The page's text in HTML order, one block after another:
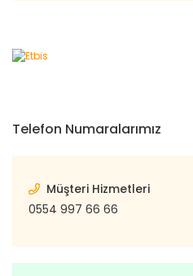
Telefon Numaralarımız
Müşteri Hizmetleri
0554 997 66 66